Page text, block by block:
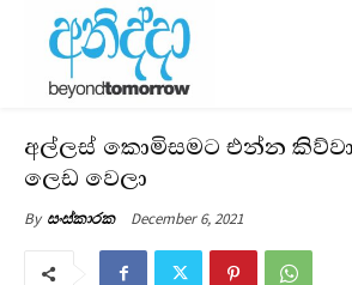
අල්ලස් කොමිසමට එන්න
ලෙඩ වෙලා
By සංස්කාරක December 6, 2021